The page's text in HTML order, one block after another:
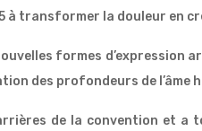
à transformer la douleur en
formes
des profondeurs de l’âme
de la convention et